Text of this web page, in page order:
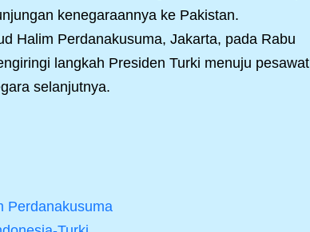
kenegaraannya ke Pakistan.
Halim Perdanakusuma, Jakarta, pada Rabu
langkah Presiden Turki menuju pesawat
selanjutnya.
Perdanakusuma